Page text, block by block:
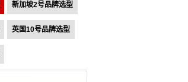
新加坡2号品牌选型
英国10号品牌选型